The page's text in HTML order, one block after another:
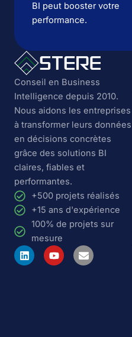
BI peut booster votre
performance.
Conseil en Business
Intelligence depuis 2010.
Nous aidons les entreprises
à transformer leurs données
en décisions concrètes
grâce des solutions BI
claires, fiables et
performantes.
+500 projets réalisés
+15 ans d'expérience
100% de projets sur
mesure
L
i
Y
o
E
n